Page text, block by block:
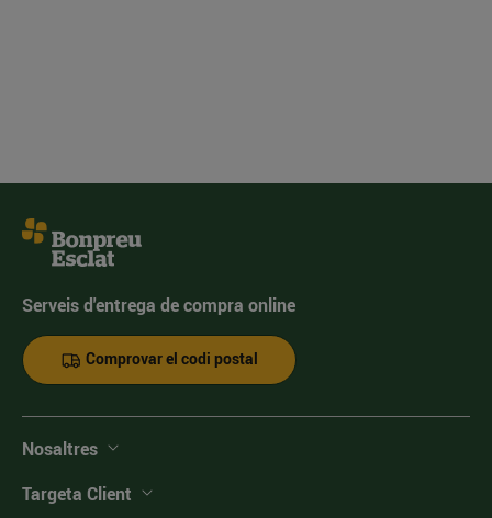
Serveis d'entrega de compra online
Comprovar el codi postal
Nosaltres
Targeta Client